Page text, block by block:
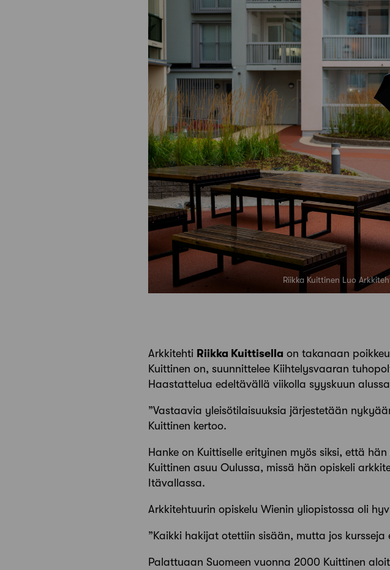
Riikka Kuittinen Luo
Arkkitehti Riikka Kuittisella on takanaan
Kuittinen on, suunnittelee Kiihtelysvaaran
Haastattelua edeltävällä viikolla syyskuun
”Vastaavia yleisötilaisuuksia järjestetään
Kuittinen kertoo.
Hanke on Kuittiselle erityinen myös siksi, että
Kuittinen asuu Oulussa, missä hän opiskeli
Itävallassa.
Arkkitehtuurin opiskelu Wienin yliopistossa oli
”Kaikki hakijat otettiin sisään, mutta jos
Palattuaan Suomeen vuonna 2000 Kuittinen